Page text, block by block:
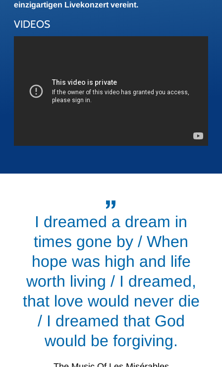
einzigartigen Livekonzert vereint.
VIDEOS
I dreamed a dream in
times gone by / When
hope was high and life
worth living / I dreamed,
that love would never die
/ I dreamed that God
would be forgiving.